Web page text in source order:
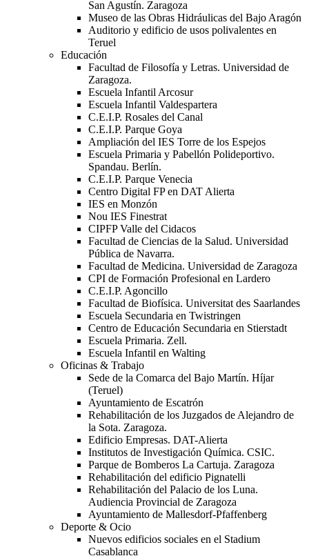
San Agustín. Zaragoza
Museo de las Obras Hidráulicas del Bajo Aragón
Auditorio y edificio de usos polivalentes en
Teruel
Educación
Facultad de Filosofía y Letras. Universidad de
Zaragoza.
Escuela Infantil Arcosur
Escuela Infantil Valdespartera
C.E.I.P. Rosales del Canal
C.E.I.P. Parque Goya
Ampliación del IES Torre de los Espejos
Escuela Primaria y Pabellón Polideportivo.
Spandau. Berlín.
C.E.I.P. Parque Venecia
Centro Digital FP en DAT Alierta
IES en Monzón
Nou IES Finestrat
CIPFP Valle del Cidacos
Facultad de Ciencias de la Salud. Universidad
Pública de Navarra.
Facultad de Medicina. Universidad de Zaragoza
CPI de Formación Profesional en Lardero
C.E.I.P. Agoncillo
Facultad de Biofísica. Universitat des Saarlandes
Escuela Secundaria en Twistringen
Centro de Educación Secundaria en Stierstadt
Escuela Primaria. Zell.
Escuela Infantil en Walting
Oficinas & Trabajo
Sede de la Comarca del Bajo Martín. Híjar
(Teruel)
Ayuntamiento de Escatrón
Rehabilitación de los Juzgados de Alejandro de
la Sota. Zaragoza.
Edificio Empresas. DAT-Alierta
Institutos de Investigación Química. CSIC.
Parque de Bomberos La Cartuja. Zaragoza
Rehabilitación del edificio Pignatelli
Rehabilitación del Palacio de los Luna.
Audiencia Provincial de Zaragoza
Ayuntamiento de Mallesdorf-Pfaffenberg
Deporte & Ocio
Nuevos edificios sociales en el Stadium
Casablanca